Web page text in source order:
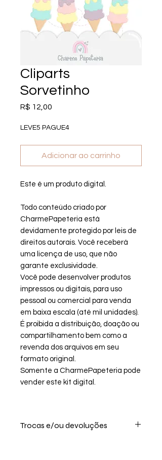
Cliparts
Sorvetinho
R$ 12,00
LEVE5 PAGUE4
Adicionar ao carrinho
Este é um produto digital.
Todo conteúdo criado por
CharmePapeteria está
devidamente protegido por leis de
direitos autorais. Você receberá
uma licença de uso, que não
garante exclusividade.
Você pode desenvolver produtos
impressos ou digitais, para uso
pessoal ou comercial para venda
em baixa escala (até mil unidades).
É proibida a distribuição, doação ou
compartilhamento bem como a
revenda dos arquivos em seu
formato original.
Somente a CharmePapeteria pode
vender este kit digital.
Trocas e/ou devoluções